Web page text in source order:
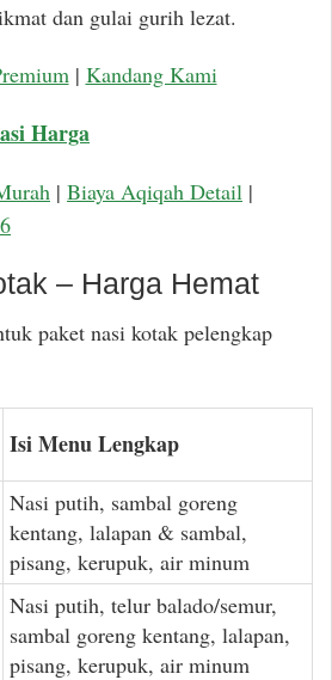
dan gulai gurih lezat.
| Kandang Kami
Harga
| Biaya Aqiqah Detail |
– Harga Hemat
paket nasi kotak pelengkap
Isi Menu Lengkap
Nasi putih, sambal goreng
kentang, lalapan & sambal,
pisang, kerupuk, air minum
Nasi putih, telur balado/semur,
sambal goreng kentang, lalapan,
pisang, kerupuk, air minum